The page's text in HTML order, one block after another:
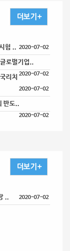
험 .. 2020-07-02
로벌기업..
2020-07-02
리치
2020-07-02
반도..
2020-07-02
.. 2020-07-02